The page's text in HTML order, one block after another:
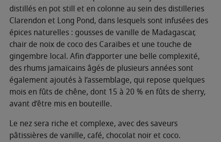
distillés en pot still et en colonne au sein des distilleries
Clarendon et Long Pond, dans lesquels sont infusées des
épices naturelles : gousses de vanille de Madagascar,
chair de noix de coco des Caraïbes et une touche de
gingembre local. Afin d’apporter une belle complexité,
des rhums jamaïcains âgés de plusieurs années sont
également ajoutés à l’assemblage, qui repose quelques
mois en fûts de chêne, dont 15 à 20 % en fûts de sherry,
avant d’être mis en bouteille.
Le nez sera riche et complexe, avec des saveurs
pâtissières de vanille, café, chocolat noir et coco.